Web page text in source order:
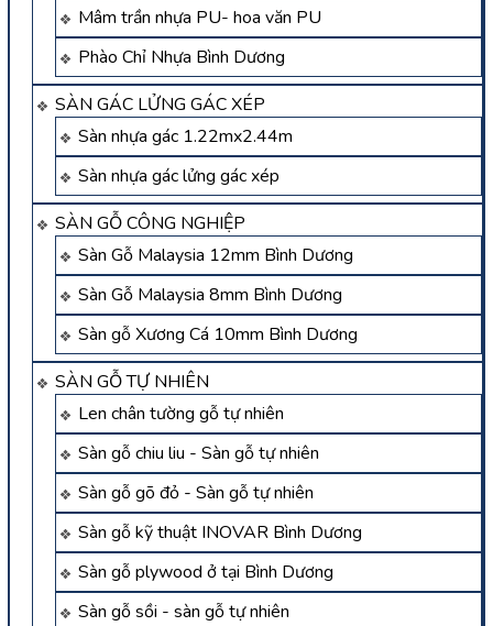
Mâm trần nhựa PU- hoa văn PU
Phào Chỉ Nhựa Bình Dương
SÀN GÁC LỬNG GÁC XÉP
Sàn nhựa gác 1.22mx2.44m
Sàn nhựa gác lửng gác xép
SÀN GỖ CÔNG NGHIỆP
Sàn Gỗ Malaysia 12mm Bình Dương
Sàn Gỗ Malaysia 8mm Bình Dương
Sàn gỗ Xương Cá 10mm Bình Dương
SÀN GỖ TỰ NHIÊN
Len chân tường gỗ tự nhiên
Sàn gỗ chiu liu - Sàn gỗ tự nhiên
Sàn gỗ gõ đỏ - Sàn gỗ tự nhiên
Sàn gỗ kỹ thuật INOVAR Bình Dương
Sàn gỗ plywood ở tại Bình Dương
Sàn gỗ sồi - sàn gỗ tự nhiên